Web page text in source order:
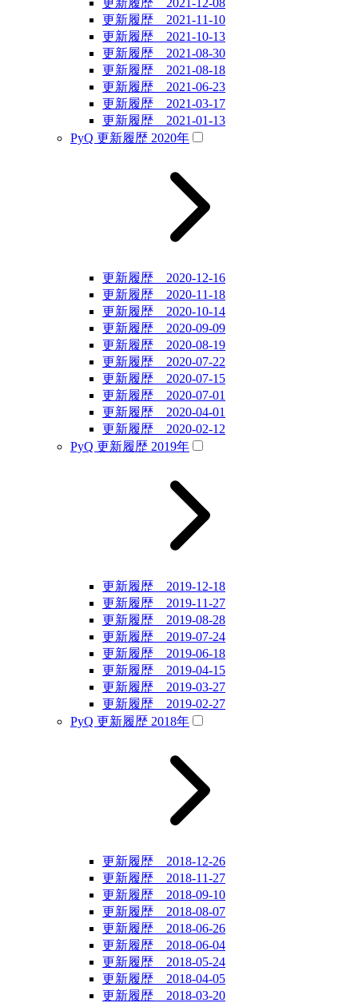
更新履歴 2021-12-08
更新履歴 2021-11-10
更新履歴 2021-10-13
更新履歴 2021-08-30
更新履歴 2021-08-18
更新履歴 2021-06-23
更新履歴 2021-03-17
更新履歴 2021-01-13
PyQ 更新履歴 2020年
更新履歴 2020-12-16
更新履歴 2020-11-18
更新履歴 2020-10-14
更新履歴 2020-09-09
更新履歴 2020-08-19
更新履歴 2020-07-22
更新履歴 2020-07-15
更新履歴 2020-07-01
更新履歴 2020-04-01
更新履歴 2020-02-12
PyQ 更新履歴 2019年
更新履歴 2019-12-18
更新履歴 2019-11-27
更新履歴 2019-08-28
更新履歴 2019-07-24
更新履歴 2019-06-18
更新履歴 2019-04-15
更新履歴 2019-03-27
更新履歴 2019-02-27
PyQ 更新履歴 2018年
更新履歴 2018-12-26
更新履歴 2018-11-27
更新履歴 2018-09-10
更新履歴 2018-08-07
更新履歴 2018-06-26
更新履歴 2018-06-04
更新履歴 2018-05-24
更新履歴 2018-04-05
更新履歴 2018-03-20